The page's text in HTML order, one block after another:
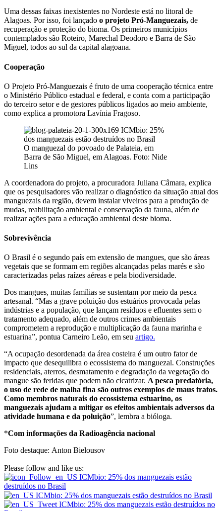
Uma dessas faixas inexistentes no Nordeste está no litoral de
Alagoas. Por isso, foi lançado o projeto Pró-Manguezais, de
recuperação e proteção do bioma. Os primeiros municípios
contemplados são Roteiro, Marechal Deodoro e Barra de São
Miguel, todos ao sul da capital alagoana.
Cooperação
O Projeto Pró-Manguezais é fruto de uma cooperação técnica entre
o Ministério Público estadual e federal, e conta com a participação
do terceiro setor e de gestores públicos ligados ao meio ambiente,
como explica a promotora Lavínia Fragoso.
O manguezal do povoado de Palateia, em
Barra de São Miguel, em Alagoas. Foto: Nide
Lins
A coordenadora do projeto, a procuradora Juliana Câmara, explica
que os pesquisadores vão realizar o diagnóstico da situação atual dos
manguezais da região, devem instalar viveiros para a produção de
mudas, reabilitação ambiental e conservação da fauna, além de
realizar ações para a educação ambiental deste bioma.
Sobrevivência
O Brasil é o segundo país em extensão de mangues, que são áreas
vegetais que se formam em regiões alcançadas pelas marés e são
caracterizadas pelas raízes aéreas e pela biodiversidade.
Dos mangues, muitas famílias se sustentam por meio da pesca
artesanal. “Mas a grave poluição dos estuários provocada pelas
indústrias e a população, que lançam resíduos e efluentes sem o
tratamento adequado, além de outros crimes ambientais
comprometem a reprodução e multiplicação da fauna marinha e
estuarina”, pontua Carneiro Leão, em seu artigo.
“A ocupação desordenada da área costeira é um outro fator de
impacto que desequilibra o ecossistema do manguezal. Construções
residenciais, aterros, desmatamento e degradação da vegetação do
mangue são feridas que podem não cicatrizar. A pesca predatória,
o uso de rede de malha fina são outros exemplos de maus tratos.
Como membros naturais do ecossistema estuarino, os
manguezais ajudam a mitigar os efeitos ambientais adversos da
atividade humana e da poluição”, lembra a bióloga.
*Com informações da Radioagência nacional
Foto destaque: Anton Bielousov
Please follow and like us: